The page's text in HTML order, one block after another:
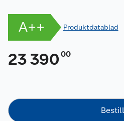
A++ Produktdatablad
23 390 00
Bestill